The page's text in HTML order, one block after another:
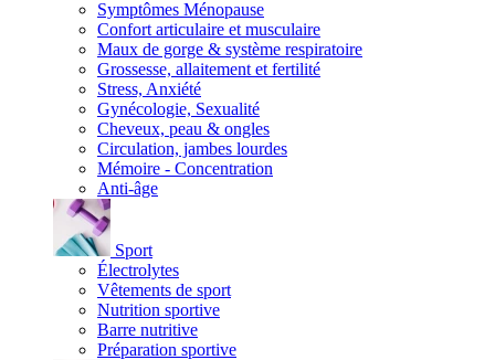
Symptômes Ménopause
Confort articulaire et musculaire
Maux de gorge & système respiratoire
Grossesse, allaitement et fertilité
Stress, Anxiété
Gynécologie, Sexualité
Cheveux, peau & ongles
Circulation, jambes lourdes
Mémoire - Concentration
Anti-âge
Sport
Électrolytes
Vêtements de sport
Nutrition sportive
Barre nutritive
Préparation sportive